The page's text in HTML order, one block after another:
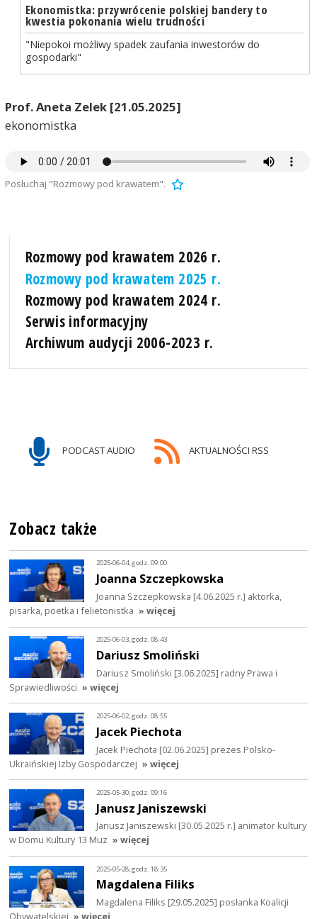
Ekonomistka: przywrócenie polskiej bandery to
kwestia pokonania wielu trudności
"Niepokoi możliwy spadek zaufania inwestorów do
gospodarki"
Prof. Aneta Zelek [21.05.2025]
ekonomistka
Posłuchaj "Rozmowy pod krawatem".
Rozmowy pod krawatem 2026 r.
Rozmowy pod krawatem 2025 r.
Rozmowy pod krawatem 2024 r.
Serwis informacyjny
Archiwum audycji 2006-2023 r.
PODCAST AUDIO AKTUALNOŚCI RSS
Zobacz także
2025-06-04, godz. 09:00
Joanna Szczepkowska
Joanna Szczepkowska [4.06.2025 r.] aktorka,
pisarka, poetka i felietonistka » więcej
2025-06-03, godz. 08:43
Dariusz Smoliński
Dariusz Smoliński [3.06.2025] radny Prawa i
Sprawiedliwości » więcej
2025-06-02, godz. 08:55
Jacek Piechota
Jacek Piechota [02.06.2025] prezes Polsko-
Ukraińskiej Izby Gospodarczej » więcej
2025-05-30, godz. 09:16
Janusz Janiszewski
Janusz Janiszewski [30.05.2025 r.] animator kultury
w Domu Kultury 13 Muz » więcej
2025-05-28, godz. 18:35
Magdalena Filiks
Magdalena Filiks [29.05.2025] posłanka Koalicji
Obywatelskiej » więcej